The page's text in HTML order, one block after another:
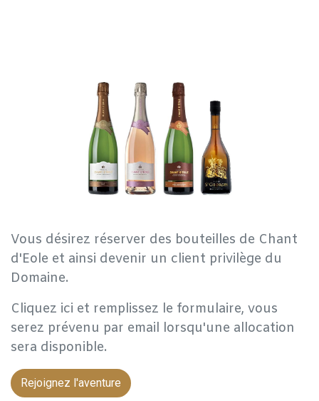
Vous désirez réserver des bouteilles de Chant
d'Eole et ainsi devenir un client privilège du
Domaine.
Cliquez ici et remplissez le formulaire, vous
serez prévenu par email lorsqu'une allocation
sera disponible.
Rejoignez l'aventure